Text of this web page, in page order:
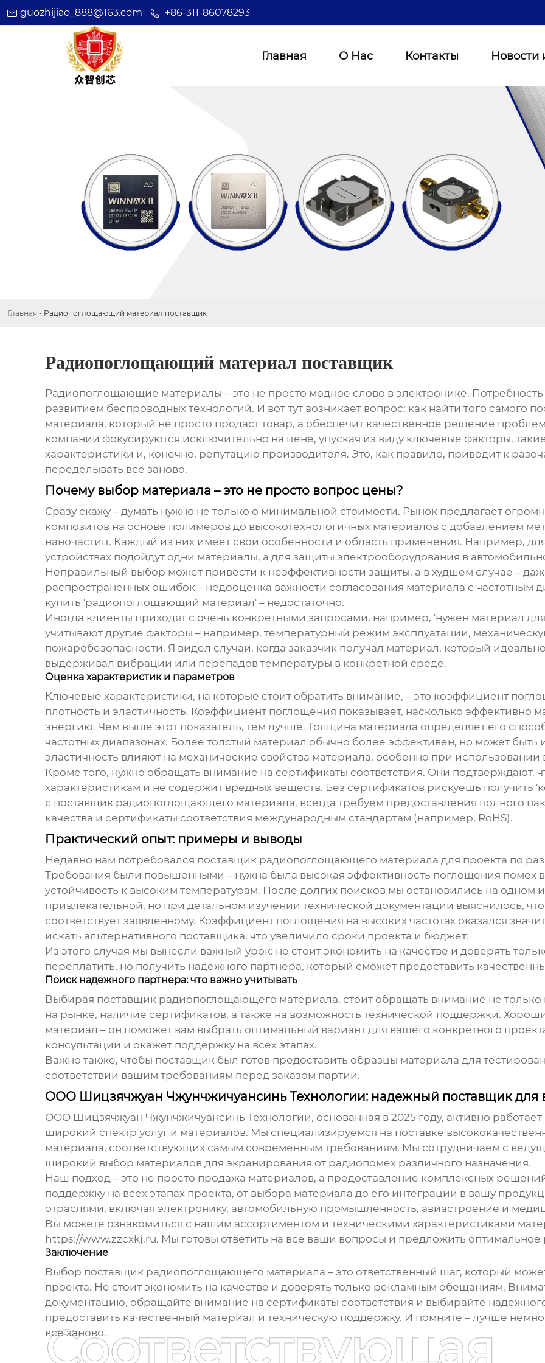
guozhijiao_888@163.com +86-311-86078293
Главная О Нас Контакты Новости
Главная - Радиопоглощающий материал поставщик
Радиопоглощающий материал поставщик
Радиопоглощающие материалы – это не просто модное слово в электронике.
развитием беспроводных технологий. И вот тут возникает вопрос: как найти того самого
материала, который не просто продаст товар, а обеспечит качественное решение
компании фокусируются исключительно на цене, упуская из виду ключевые факторы,
характеристики и, конечно, репутацию производителя. Это, как правило, приводит к
переделывать все заново.
Почему выбор материала – это не просто вопрос цены?
Сразу скажу – думать нужно не только о минимальной стоимости. Рынок предлагает
композитов на основе полимеров до высокотехнологичных материалов с добавлением
наночастиц. Каждый из них имеет свои особенности и область применения. Например,
устройствах подойдут одни материалы, а для защиты электрооборудования в
Неправильный выбор может привести к неэффективности защиты, а в худшем случае –
распространенных ошибок – недооценка важности согласования материала с частотным
купить 'радиопоглощающий материал' – недостаточно.
Иногда клиенты приходят с очень конкретными запросами, например, 'нужен материал
учитывают другие факторы – например, температурный режим эксплуатации,
пожаробезопасности. Я видел случаи, когда заказчик получал материал, который
выдерживал вибрации или перепадов температуры в конкретной среде.
Оценка характеристик и параметров
Ключевые характеристики, на которые стоит обратить внимание, – это коэффициент
плотность и эластичность. Коэффициент поглощения показывает, насколько эффективно
энергию. Чем выше этот показатель, тем лучше. Толщина материала определяет его
частотных диапазонах. Более толстый материал обычно более эффективен, но может быть
эластичность влияют на механические свойства материала, особенно при
Кроме того, нужно обращать внимание на сертификаты соответствия. Они подтверждают,
характеристикам и не содержит вредных веществ. Без сертификатов рискуешь получить
с поставщик радиопоглощающего материала, всегда требуем предоставления полного
качества и сертификаты соответствия международным стандартам (например, RoHS).
Практический опыт: примеры и выводы
Недавно нам потребовался поставщик радиопоглощающего материала для проекта по
Требования были повышенными – нужна была высокая эффективность поглощения помех
устойчивость к высоким температурам. После долгих поисков мы остановились на одном
привлекательной, но при детальном изучении технической документации выяснилось,
соответствует заявленному. Коэффициент поглощения на высоких частотах оказался
искать альтернативного поставщика, что увеличило сроки проекта и бюджет.
Из этого случая мы вынесли важный урок: не стоит экономить на качестве и доверять
переплатить, но получить надежного партнера, который сможет предоставить
Поиск надежного партнера: что важно учитывать
Выбирая поставщик радиопоглощающего материала, стоит обращать внимание не
на рынке, наличие сертификатов, а также на возможность технической поддержки.
материал – он поможет вам выбрать оптимальный вариант для вашего конкретного
консультации и окажет поддержку на всех этапах.
Важно также, чтобы поставщик был готов предоставить образцы материала для
соответствии вашим требованиям перед заказом партии.
ООО Шицзячжуан Чжунчжичуансинь Технологии: надежный поставщик для
ООО Шицзячжуан Чжунчжичуансинь Технологии, основанная в 2025 году, активно
широкий спектр услуг и материалов. Мы специализируемся на поставке
материала, соответствующих самым современным требованиям. Мы сотрудничаем с
широкий выбор материалов для экранирования от радиопомех различного назначения.
Наш подход – это не просто продажа материалов, а предоставление комплексных
поддержку на всех этапах проекта, от выбора материала до его интеграции в вашу
отраслями, включая электронику, автомобильную промышленность, авиастроение и
Вы можете ознакомиться с нашим ассортиментом и техническими характеристиками
https://www.zzcxkj.ru. Мы готовы ответить на все ваши вопросы и предложить
Заключение
Выбор поставщик радиопоглощающего материала – это ответственный шаг, который
проекта. Не стоит экономить на качестве и доверять только рекламным обещаниям.
документацию, обращайте внимание на сертификаты соответствия и выбирайте
предоставить качественный материал и техническую поддержку. И помните – лучше
все заново.
Соответствующая